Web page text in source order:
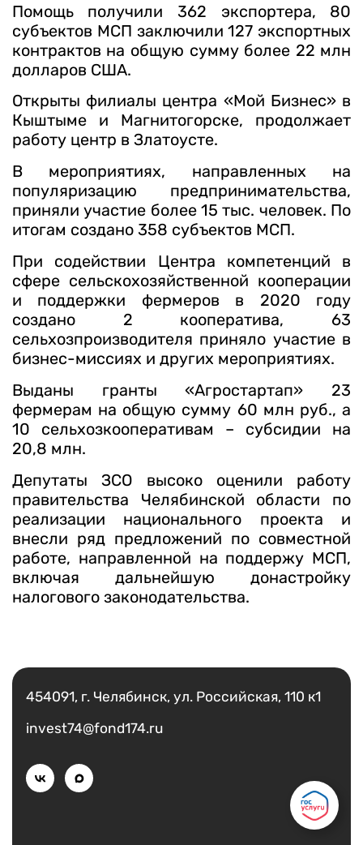
Помощь получили 362 экспортера, 80
субъектов МСП заключили 127 экспортных
контрактов на общую сумму более 22 млн
долларов США.
Открыты филиалы центра «Мой Бизнес» в
Кыштыме и Магнитогорске, продолжает
работу центр в Златоусте.
В мероприятиях, направленных на
популяризацию предпринимательства,
приняли участие более 15 тыс. человек. По
итогам создано 358 субъектов МСП.
При содействии Центра компетенций в
сфере сельскохозяйственной кооперации
и поддержки фермеров в 2020 году
создано 2 кооператива, 63
сельхозпроизводителя приняло участие в
бизнес-миссиях и других мероприятиях.
Выданы гранты «Агростартап» 23
фермерам на общую сумму 60 млн руб., а
10 сельхозкооперативам – субсидии на
20,8 млн.
Депутаты ЗСО высоко оценили работу
правительства Челябинской области по
реализации национального проекта и
внесли ряд предложений по совместной
работе, направленной на поддержу МСП,
включая дальнейшую донастройку
налогового законодательства.
454091, г. Челябинск, ул. Российская, 110 к1
invest74@fond174.ru